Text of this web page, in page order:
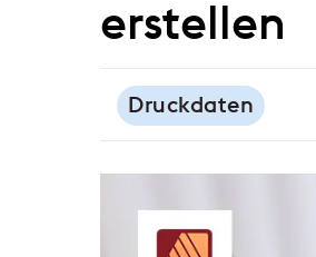
erstellen
Druckdaten